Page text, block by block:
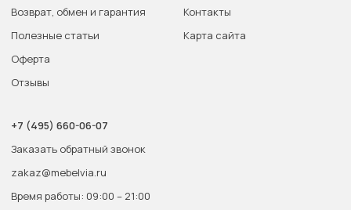
Возврат, обмен и гарантия
Полезные статьи
Оферта
Отзывы
Контакты
Карта сайта
+7 (495) 660-06-07
Заказать обратный звонок
zakaz@mebelvia.ru
Время работы: 09:00 – 21:00